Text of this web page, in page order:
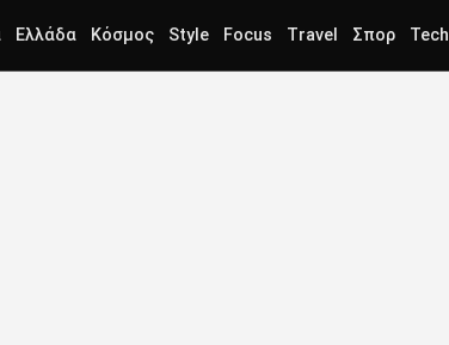
Ελλάδα Κόσμος Style Focus Travel Σπορ Tech